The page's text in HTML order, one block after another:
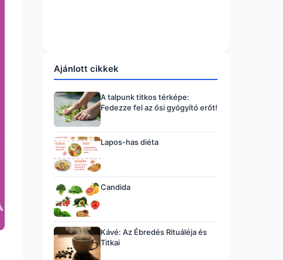
Ajánlott cikkek
A talpunk titkos térképe:
Fedezze fel az ősi gyógyító erőt!
Lapos-has diéta
Candida
Kávé: Az Ébredés Rituáléja és
Titkai